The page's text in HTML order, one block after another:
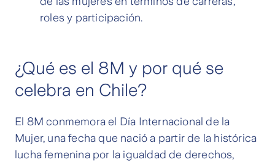
roles y participación.
¿Qué es el 8M y por qué se
celebra en Chile?
El 8M conmemora el Día Internacional de la
Mujer, una fecha que nació a partir de la histórica
lucha femenina por la igualdad de derechos,